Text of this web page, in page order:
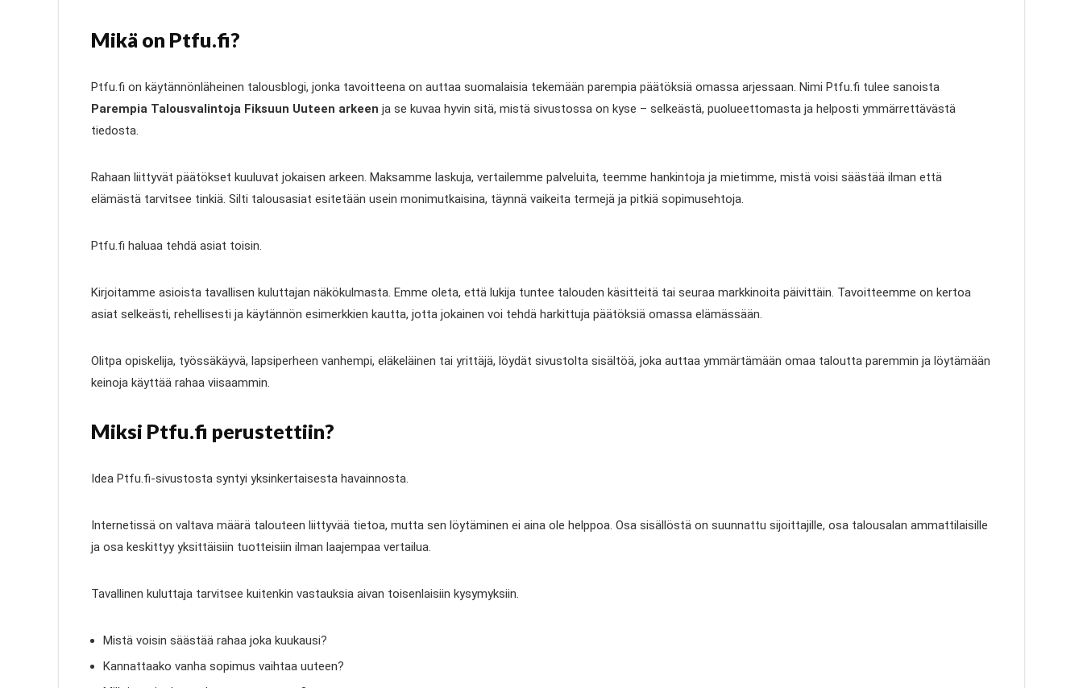
Mikä on Ptfu.fi?
Ptfu.fi on käytännönläheinen talousblogi, jonka tavoitteena on auttaa suomalaisia tekemään parempia päätöksiä omassa arjessaan. Nimi Ptfu.fi tulee sanoista
Parempia Talousvalintoja Fiksuun Uuteen arkeen ja se kuvaa hyvin sitä, mistä sivustossa on kyse – selkeästä, puolueettomasta ja helposti ymmärrettävästä
tiedosta.
Rahaan liittyvät päätökset kuuluvat jokaisen arkeen. Maksamme laskuja, vertailemme palveluita, teemme hankintoja ja mietimme, mistä voisi säästää ilman että
elämästä tarvitsee tinkiä. Silti talousasiat esitetään usein monimutkaisina, täynnä vaikeita termejä ja pitkiä sopimusehtoja.
Ptfu.fi haluaa tehdä asiat toisin.
Kirjoitamme asioista tavallisen kuluttajan näkökulmasta. Emme oleta, että lukija tuntee talouden käsitteitä tai seuraa markkinoita päivittäin. Tavoitteemme on kertoa
asiat selkeästi, rehellisesti ja käytännön esimerkkien kautta, jotta jokainen voi tehdä harkittuja päätöksiä omassa elämässään.
Olitpa opiskelija, työssäkäyvä, lapsiperheen vanhempi, eläkeläinen tai yrittäjä, löydät sivustolta sisältöä, joka auttaa ymmärtämään omaa taloutta paremmin ja löytämään
keinoja käyttää rahaa viisaammin.
Miksi Ptfu.fi perustettiin?
Idea Ptfu.fi-sivustosta syntyi yksinkertaisesta havainnosta.
Internetissä on valtava määrä talouteen liittyvää tietoa, mutta sen löytäminen ei aina ole helppoa. Osa sisällöstä on suunnattu sijoittajille, osa talousalan ammattilaisille
ja osa keskittyy yksittäisiin tuotteisiin ilman laajempaa vertailua.
Tavallinen kuluttaja tarvitsee kuitenkin vastauksia aivan toisenlaisiin kysymyksiin.
Mistä voisin säästää rahaa joka kuukausi?
Kannattaako vanha sopimus vaihtaa uuteen?